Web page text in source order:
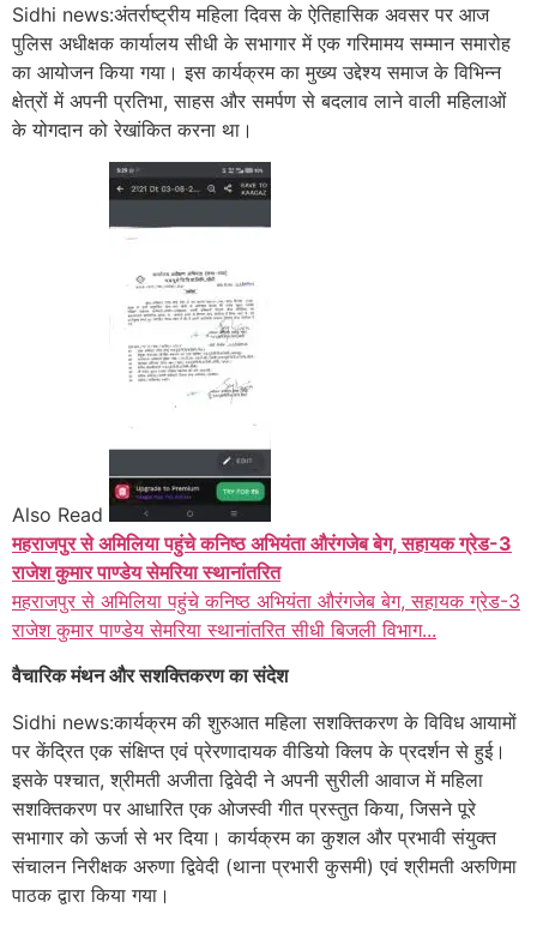
Sidhi news:अंतर्राष्ट्रीय महिला दिवस के ऐतिहासिक अवसर पर आज
पुलिस अधीक्षक कार्यालय सीधी के सभागार में एक गरिमामय सम्मान समारोह
का आयोजन किया गया। इस कार्यक्रम का मुख्य उद्देश्य समाज के विभिन्न
क्षेत्रों में अपनी प्रतिभा, साहस और समर्पण से बदलाव लाने वाली महिलाओं
के योगदान को रेखांकित करना था।
Also Read
महराजपुर से अमिलिया पहुंचे कनिष्ठ अभियंता औरंगजेब बेग, सहायक ग्रेड-3
राजेश कुमार पाण्डेय सेमरिया स्थानांतरित
महराजपुर से अमिलिया पहुंचे कनिष्ठ अभियंता औरंगजेब बेग, सहायक ग्रेड-3
राजेश कुमार पाण्डेय सेमरिया स्थानांतरित सीधी बिजली विभाग...
वैचारिक मंथन और सशक्तिकरण का संदेश
Sidhi news:कार्यक्रम की शुरुआत महिला सशक्तिकरण के विविध आयामों
पर केंद्रित एक संक्षिप्त एवं प्रेरणादायक वीडियो क्लिप के प्रदर्शन से हुई।
इसके पश्चात, श्रीमती अजीता द्विवेदी ने अपनी सुरीली आवाज में महिला
सशक्तिकरण पर आधारित एक ओजस्वी गीत प्रस्तुत किया, जिसने पूरे
सभागार को ऊर्जा से भर दिया। कार्यक्रम का कुशल और प्रभावी संयुक्त
संचालन निरीक्षक अरुणा द्विवेदी (थाना प्रभारी कुसमी) एवं श्रीमती अरुणिमा
पाठक द्वारा किया गया।